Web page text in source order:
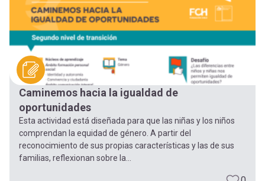
Caminemos hacia la igualdad de
oportunidades
Esta actividad está diseñada para que las niñas y los niños
comprendan la equidad de género. A partir del
reconocimiento de sus propias características y las de sus
familias, reflexionan sobre la...